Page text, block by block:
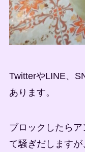
TwitterやLINE、
あります。
ブロックしたら
て騒ぎだしますが